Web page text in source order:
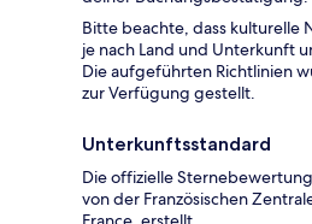
Bitte beachte, dass kulturelle
je nach Land und Unterkunft
Die aufgeführten Richtlinien
zur Verfügung gestellt.
Unterkunftsstandard
Die offizielle
von der Französischen